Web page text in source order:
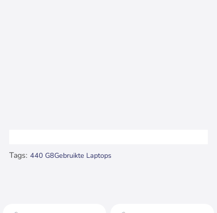
Tags: 440 G8Gebruikte Laptops